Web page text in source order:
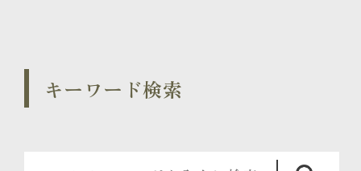
キーワード検索